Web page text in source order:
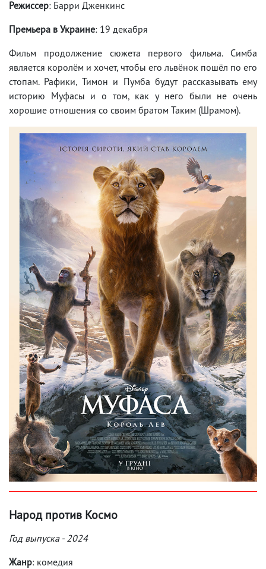
Режиссер: Барри Дженкинс
Премьера в Украине: 19 декабря
Фильм продолжение сюжета первого фильма. Симба
является королём и хочет, чтобы его львёнок пошёл по его
стопам. Рафики, Тимон и Пумба будут рассказывать ему
историю Муфасы и о том, как у него были не очень
хорошие отношения со своим братом Таким (Шрамом).
Народ против Космо
Год выпуска - 2024
Жанр: комедия